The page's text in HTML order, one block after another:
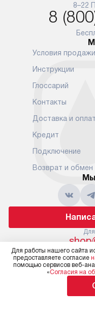
Для доставки в
мы используем
транспортной
Уточняйте все
у нашего
оформлении заказа.
В установленный
к вашей двери
Если вам
переместить
установки,
предварительно
с нашим
подлежит оплате.
помнить, что если
прибора не
проходу через
сотрудники
службы не имеют
демонтировать
или другие
элементы, так как
8–22
8
Условия продажи
Инструкции
Глоссарий
Контакты
Доставка и
Кредит
Подключение
Возврат и обмен
Для
Для работы нашего сайта
предоставляете согласие
помощью сервисов веб-
«Согласия на